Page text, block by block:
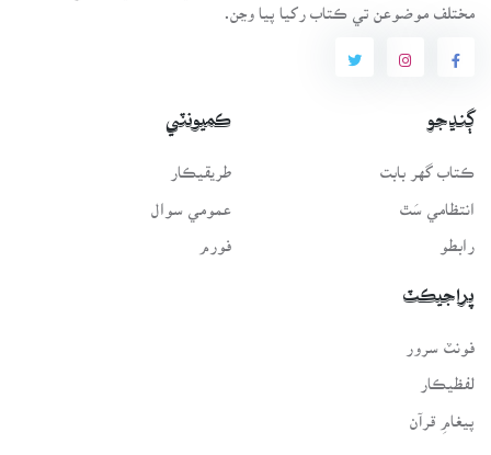
مختلف موضوعن تي ڪتاب رکيا پيا وڃن.
ڳنڍجو
ڪتاب گهر بابت
انتظامي سَٿ
رابطو
ڪميونٽي
طريقيڪار
عمومي سوال
فورم
پراجيڪٽ
لفظيڪار
پيغامِ قرآن